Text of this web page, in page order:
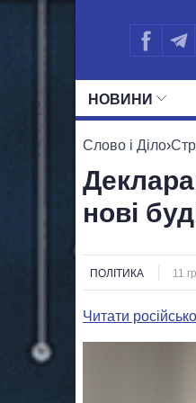
НОВИНИ
Слово і Діло›
нові
ПОЛІТИКА 11
Читати